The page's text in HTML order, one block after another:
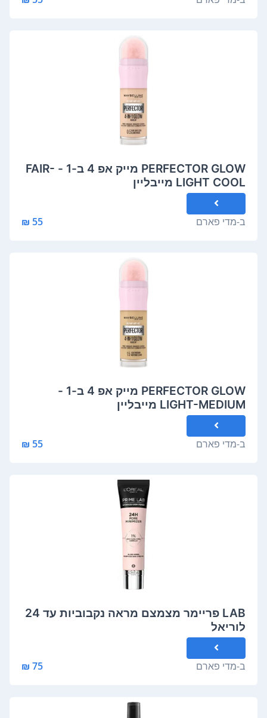
PERFECTOR GLOW מייק אפ 4 ב-1 - FAIR-
LIGHT COOL מייבליין
ב-מדי פארם 55 ₪
PERFECTOR GLOW מייק אפ 4 ב-1 -
LIGHT-MEDIUM מייבליין
ב-מדי פארם 55 ₪
LAB פריימר מצמצם מראה נקבוביות עד 24
לוריאל
ב-מדי פארם 75 ₪